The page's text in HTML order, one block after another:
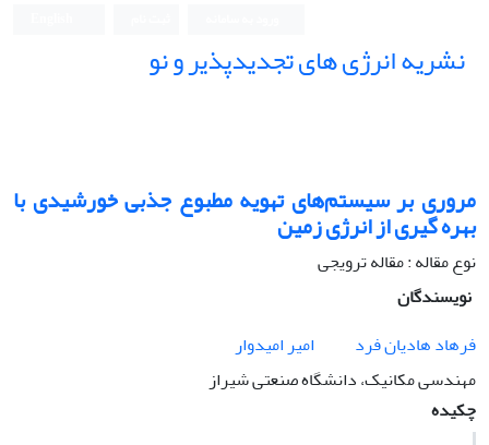
نشریه انرژی های تجدیدپذیر و نو
مروری بر سیستم‌های تهویه مطبوع جذبی خورشیدی با
بهره گیری از انرژی زمین
نوع مقاله : مقاله ترویجی
نویسندگان
فرهاد هادیان فرد
امیر امیدوار
مهندسی مکانیک، دانشگاه صنعتی شیراز
چکیده